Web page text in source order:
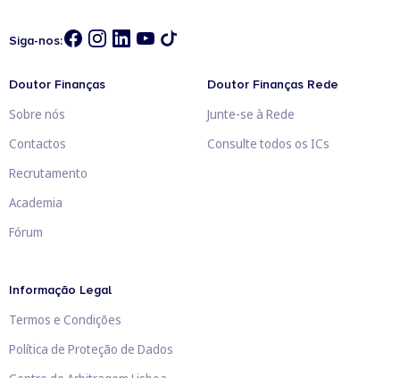
Siga-nos:
Doutor Finanças
Sobre nós
Contactos
Recrutamento
Academia
Fórum
Doutor Finanças Rede
Junte-se à Rede
Consulte todos os ICs
Informação Legal
Termos e Condições
Política de Proteção de Dados